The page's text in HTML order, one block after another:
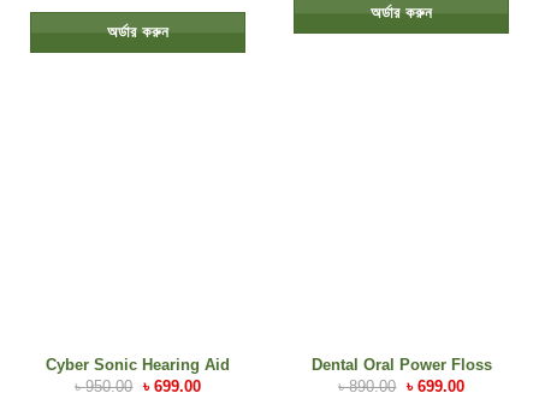
অর্ডার করুন
অর্ডার করুন
Cyber Sonic Hearing Aid
৳950.00 ৳ 699.00
Dental Oral Power Floss
৳890.00 ৳ 699.00